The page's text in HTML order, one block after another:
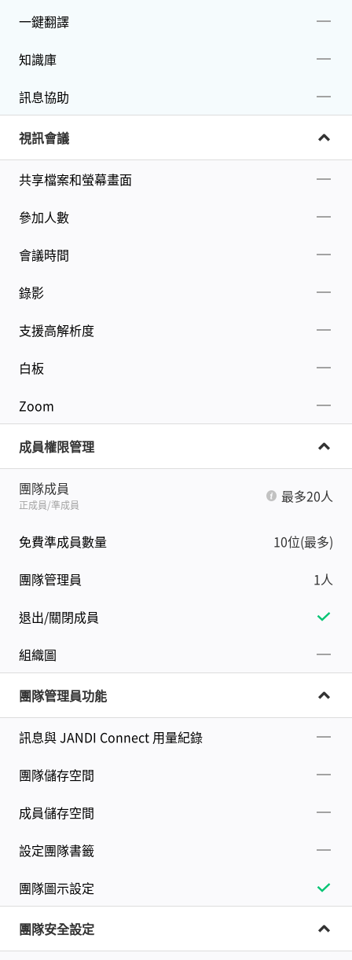
一鍵翻譯
知識庫
訊息協助
視訊會議
共享檔案和螢幕畫面
參加人數
會議時間
錄影
支援高解析度
白板
Zoom
成員權限管理
團隊成員
正成員/準成員 最多20人
免費準成員數量
10位(最多)
團隊管理員
1人
退出/關閉成員
組織圖
團隊管理員功能
訊息與 JANDI Connect 用量紀錄
團隊儲存空間
成員儲存空間
設定團隊書籤
團隊圖示設定
團隊安全設定